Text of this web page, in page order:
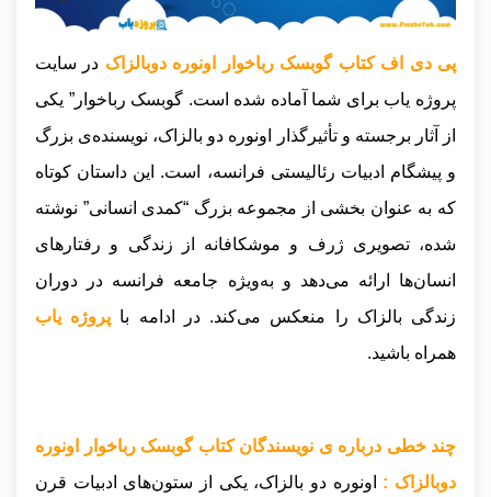
پی دی اف کتاب گوبسک رباخوار اونوره دوبالزاک در سایت
پروژه یاب برای شما آماده شده است. گوبسک رباخوار” یکی
از آثار برجسته و تأثیرگذار اونوره دو بالزاک، نویسنده‌ی بزرگ
و پیشگام ادبیات رئالیستی فرانسه، است. این داستان کوتاه
که به عنوان بخشی از مجموعه بزرگ “کمدی انسانی” نوشته
شده، تصویری ژرف و موشکافانه از زندگی و رفتارهای
انسان‌ها ارائه می‌دهد و به‌ویژه جامعه فرانسه در دوران
زندگی بالزاک را منعکس می‌کند. در ادامه با پروژه یاب
همراه باشید.
چند خطی درباره ی نویسندگان کتاب گوبسک رباخوار اونوره
دوبالزاک : اونوره دو بالزاک، یکی از ستون‌های ادبیات قرن